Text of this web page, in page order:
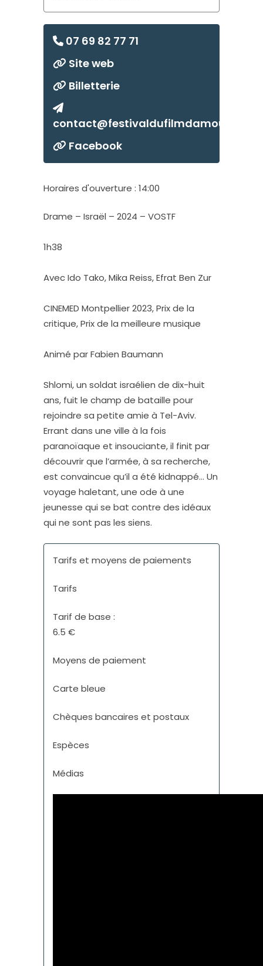
07 69 82 77 71
Site web
Billetterie
contact@festivaldufilmdamour.fr
Facebook
Horaires d'ouverture : 14:00
Drame – Israël – 2024 – VOSTF
1h38
Avec Ido Tako, Mika Reiss, Efrat Ben Zur
CINEMED Montpellier 2023, Prix de la
critique, Prix de la meilleure musique
Animé par Fabien Baumann
Shlomi, un soldat israélien de dix-huit
ans, fuit le champ de bataille pour
rejoindre sa petite amie à Tel-Aviv.
Errant dans une ville à la fois
paranoïaque et insouciante, il finit par
découvrir que l’armée, à sa recherche,
est convaincue qu’il a été kidnappé… Un
voyage haletant, une ode à une
jeunesse qui se bat contre des idéaux
qui ne sont pas les siens.
Tarifs et moyens de paiements
Tarifs
Tarif de base :
6.5 €
Moyens de paiement
Carte bleue
Chèques bancaires et postaux
Espèces
Médias